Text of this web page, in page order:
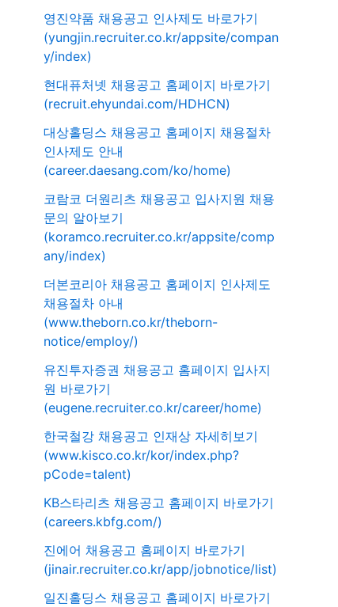
영진약품 채용공고 인사제도 바로가기
(yungjin.recruiter.co.kr/appsite/compan
y/index)
현대퓨처넷 채용공고 홈페이지 바로가기
(recruit.ehyundai.com/HDHCN)
대상홀딩스 채용공고 홈페이지 채용절차
인사제도 안내
(career.daesang.com/ko/home)
코람코 더원리츠 채용공고 입사지원 채용
문의 알아보기
(koramco.recruiter.co.kr/appsite/comp
any/index)
더본코리아 채용공고 홈페이지 인사제도
채용절차 아내
(www.theborn.co.kr/theborn-
notice/employ/)
유진투자증권 채용공고 홈페이지 입사지
원 바로가기
(eugene.recruiter.co.kr/career/home)
한국철강 채용공고 인재상 자세히보기
(www.kisco.co.kr/kor/index.php?
pCode=talent)
KB스타리츠 채용공고 홈페이지 바로가기
(careers.kbfg.com/)
진에어 채용공고 홈페이지 바로가기
(jinair.recruiter.co.kr/app/jobnotice/list)
일진홀딩스 채용공고 홈페이지 바로가기